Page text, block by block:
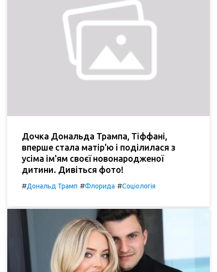
Дочка Дональда Трампа, Тіффані,
вперше стала матір'ю і поділилася з
усіма ім'ям своєї новонародженої
дитини. Дивіться фото!
#Дональд Трамп #Флорида #Соціологія